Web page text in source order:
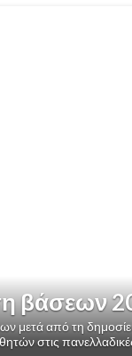
βάσεων
μετά από τη
στις